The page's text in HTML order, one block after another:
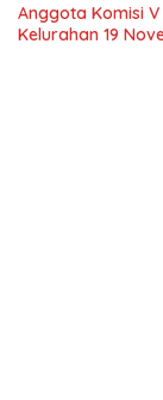
Anggota Komisi V
Kelurahan 19